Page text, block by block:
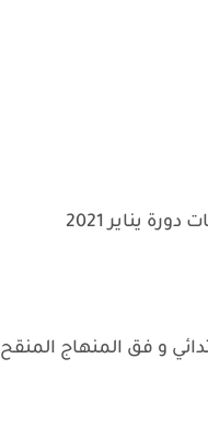
دورة يناير 2021
السادسة من العليم الابتدائي و فق المنهاج المنقح